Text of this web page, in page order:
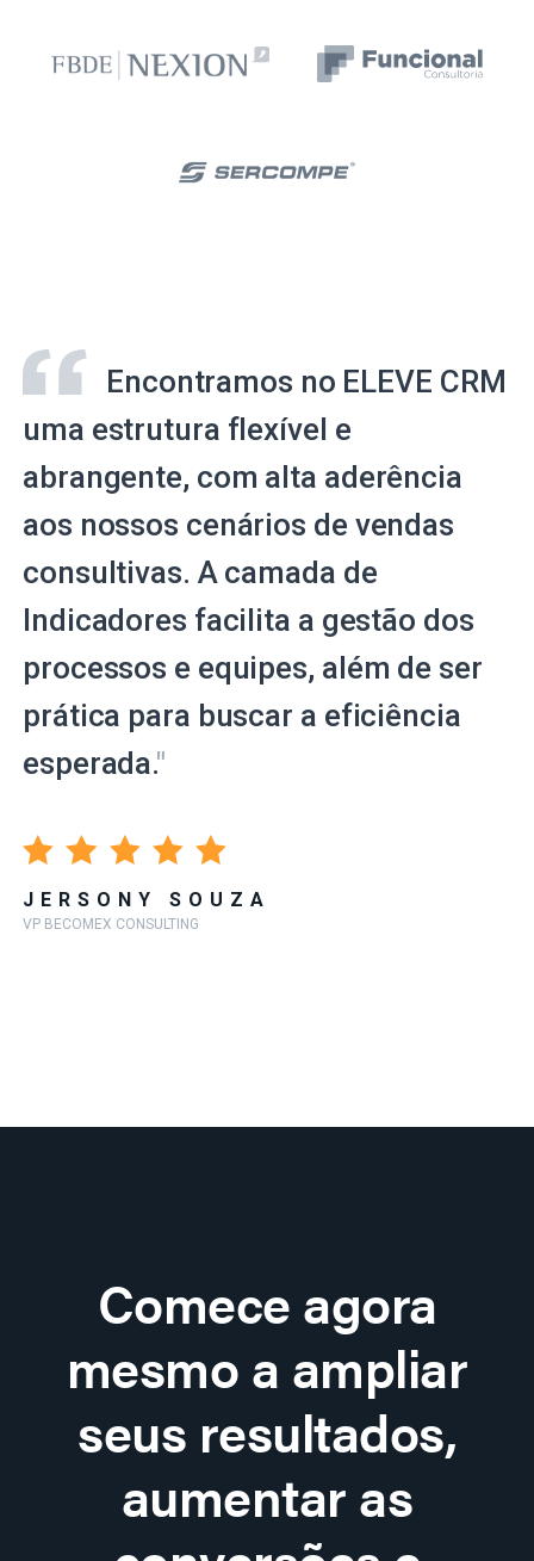
Encontramos no ELEVE CRM
uma estrutura flexível e
abrangente, com alta aderência
aos nossos cenários de vendas
consultivas. A camada de
Indicadores facilita a gestão dos
processos e equipes, além de ser
prática para buscar a eficiência
esperada."
JERSONY SOUZA
VP BECOMEX CONSULTING
Comece agora
mesmo a ampliar
seus resultados,
aumentar as